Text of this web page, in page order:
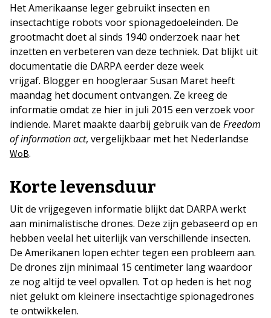
Het Amerikaanse leger gebruikt insecten en
insectachtige robots voor spionagedoeleinden. De
grootmacht doet al sinds 1940 onderzoek naar het
inzetten en verbeteren van deze techniek. Dat blijkt uit
documentatie die DARPA eerder deze week
vrijgaf. Blogger en hoogleraar Susan Maret heeft
maandag het document ontvangen. Ze kreeg de
informatie omdat ze hier in juli 2015 een verzoek voor
indiende. Maret maakte daarbij gebruik van de Freedom
of information act, vergelijkbaar met het Nederlandse
WoB.
Korte levensduur
Uit de vrijgegeven informatie blijkt dat DARPA werkt
aan minimalistische drones. Deze zijn gebaseerd op en
hebben veelal het uiterlijk van verschillende insecten.
De Amerikanen lopen echter tegen een probleem aan.
De drones zijn minimaal 15 centimeter lang waardoor
ze nog altijd te veel opvallen. Tot op heden is het nog
niet gelukt om kleinere insectachtige spionagedrones
te ontwikkelen.